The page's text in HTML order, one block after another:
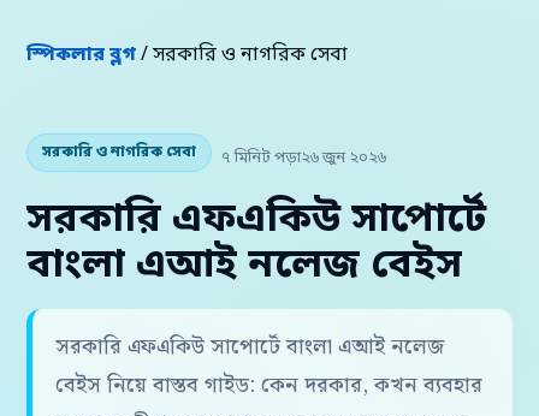
স্পিকলার ব্লগ/ সরকারি ও নাগরিক সেবা
সরকারি ও নাগরিক সেবা ৭ মিনিট পড়া২৬ জুন ২০২৬
সরকারি এফএকিউ সাপোর্টে
বাংলা এআই নলেজ বেইস
সরকারি এফএকিউ সাপোর্টে বাংলা এআই নলেজ
বেইস নিয়ে বাস্তব গাইড: কেন দরকার, কখন ব্যবহার